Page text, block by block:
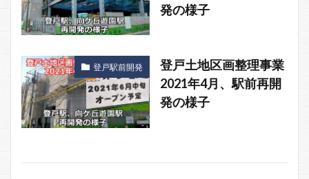
発の様子
登戸駅前開発
登戸土地区画整理事業
2021年4月、駅前再開
発の様子